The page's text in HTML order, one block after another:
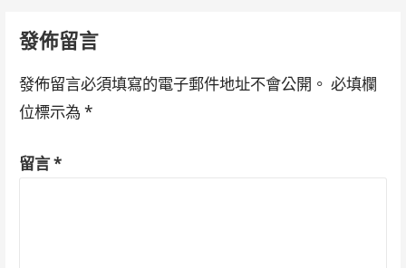
發佈留言
發佈留言必須填寫的電子郵件地址不會公開。 必填欄
位標示為 *
留言*